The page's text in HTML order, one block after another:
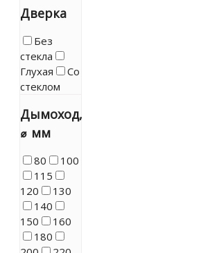
Дверка
Без
стекла
Глухая
Со
стеклом
Дымоход,
⌀ мм
80
100
115
120
130
140
150
160
180